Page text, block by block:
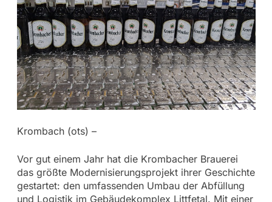
Krombach (ots) –
Vor gut einem Jahr hat die Krombacher Brauerei
das größte Modernisierungsprojekt ihrer Geschichte
gestartet: den umfassenden Umbau der Abfüllung
und Logistik im Gebäudekomplex Littfetal. Mit einer